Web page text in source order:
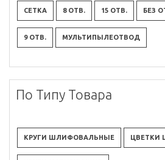
СЕТКА 8 ОТВ. 15 ОТВ. БЕЗ
9 ОТВ. МУЛЬТИПЫЛЕОТВОД
По Типу Товара
КРУГИ ШЛИФОВАЛЬНЫЕ ЦВЕТКИ